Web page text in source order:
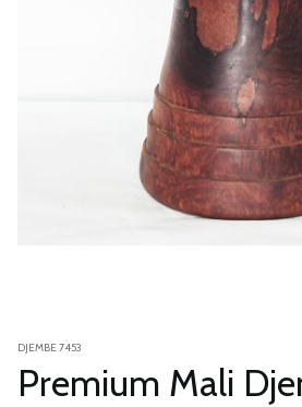
DJEMBE 7453
Premium Mali